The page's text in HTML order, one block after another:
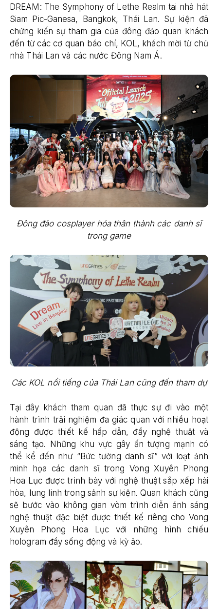
DREAM: The Symphony of Lethe Realm tại nhà hát
Siam Pic-Ganesa, Bangkok, Thái Lan. Sự kiện đã
chứng kiến sự tham gia của đông đảo quan khách
đến từ các cơ quan báo chí, KOL, khách mời từ chủ
nhà Thái Lan và các nước Đông Nam Á.
Đông đảo cosplayer hóa thân thành các danh sĩ
trong game
Các KOL nổi tiếng của Thái Lan cũng đến tham dự
Tại đây khách tham quan đã thực sự đi vào một
hành trình trải nghiệm đa giác quan với nhiều hoạt
động được thiết kế hấp dẫn, đầy nghệ thuật và
sáng tạo. Những khu vực gây ấn tượng mạnh có
thể kể đến như “Bức tường danh sĩ” với loạt ảnh
minh họa các danh sĩ trong Vong Xuyên Phong
Hoa Lục được trình bày với nghệ thuật sắp xếp hài
hòa, lung linh trong sảnh sự kiện. Quan khách cũng
sẽ bước vào không gian vòm trình diễn ánh sáng
nghệ thuật đặc biệt được thiết kế riêng cho Vong
Xuyên Phong Hoa Lục với những hình chiếu
hologram đầy sống động và kỳ ảo.